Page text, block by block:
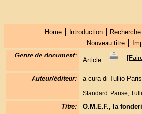
Home| Introduction| Recherche
Nouveau titre|
Genre de document:
Article [
Auteur/éditeur:
a cura di Tullio
Standard: Parise,
Titre: O.M.E.F., la